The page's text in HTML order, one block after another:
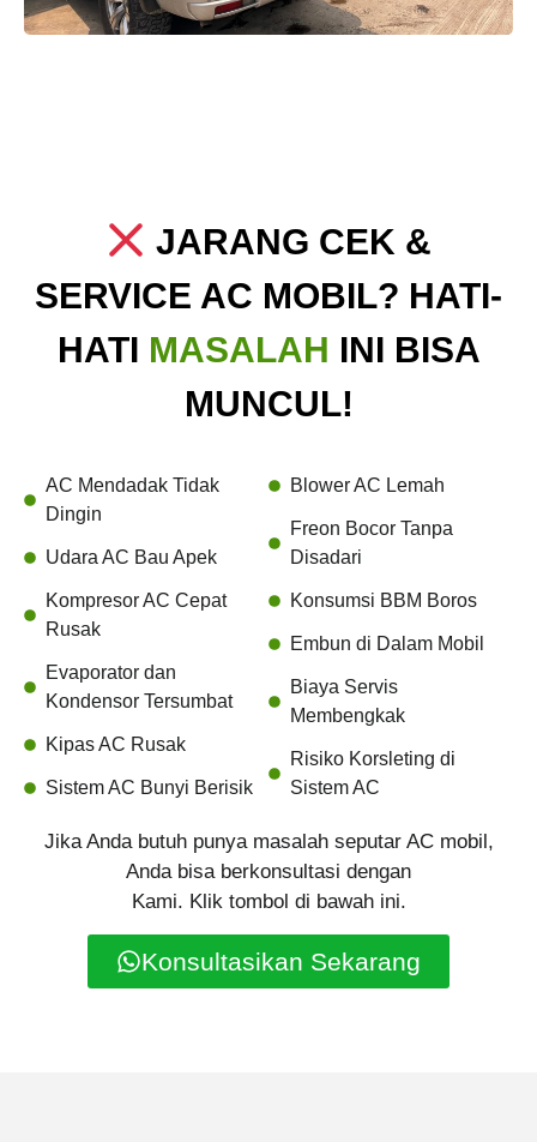
JARANG CEK &
SERVICE AC MOBIL? HATI-
HATI MASALAH INI BISA
MUNCUL!
AC Mendadak Tidak
Dingin
Udara AC Bau Apek
Kompresor AC Cepat
Rusak
Evaporator dan
Kondensor Tersumbat
Kipas AC Rusak
Sistem AC Bunyi Berisik
Blower AC Lemah
Freon Bocor Tanpa
Disadari
Konsumsi BBM Boros
Embun di Dalam Mobil
Biaya Servis
Membengkak
Risiko Korsleting di
Sistem AC
Jika Anda butuh punya masalah seputar AC mobil,
Anda bisa berkonsultasi dengan
Kami. Klik tombol di bawah ini.
Konsultasikan Sekarang